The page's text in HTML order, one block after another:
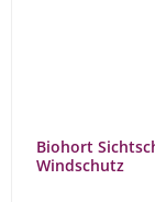
Biohort
Windschutz